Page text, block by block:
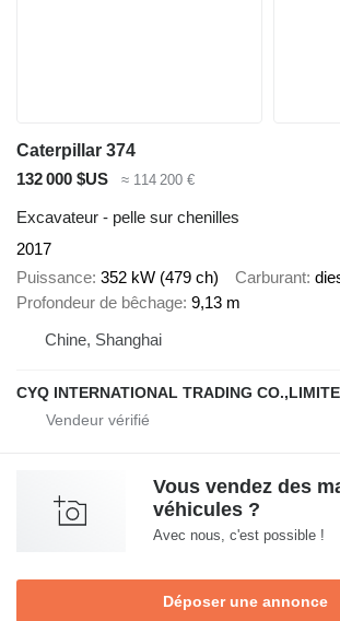
Caterpillar 374
132 000 $US
≈ 114 200 €
Excavateur - pelle sur chenilles
2017
Puissance 352 kW (479 ch) Carburant
Profondeur de bêchage 9,13 m
Chine, Shanghai
CYQ INTERNATIONAL TRADING
Vous vendez des
véhicules ?
Avec nous, c'est possible !
Déposer une annonce